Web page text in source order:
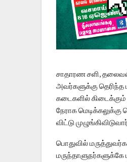
சாதாரண சளி,
அவர்களுக்கு
கடைகளில்
நேராக
விட்டு
பொதுவில்
மருந்தாளுநர்களுக்கே